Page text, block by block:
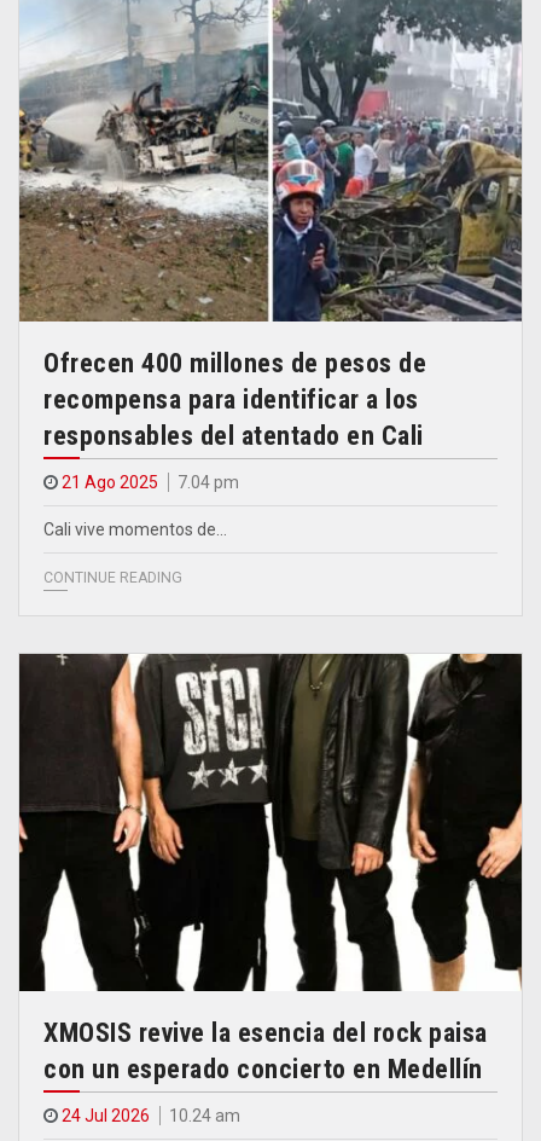
Ofrecen 400 millones de pesos de
recompensa para identificar a los
responsables del atentado en Cali
21 Ago 2025 7.04 pm
Cali vive momentos de…
CONTINUE READING
XMOSIS revive la esencia del rock paisa
con un esperado concierto en Medellín
24 Jul 2026 10.24 am